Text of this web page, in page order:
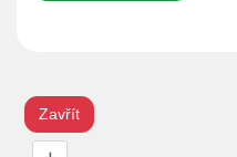
Zavřít